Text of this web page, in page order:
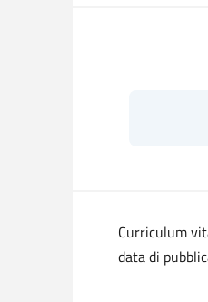
Curriculum
data di